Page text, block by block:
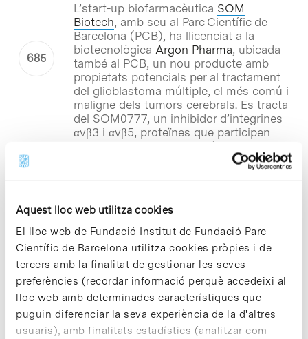
Aquest lloc web utilitza cookies
El lloc web de Fundació Institut de Fundació Parc
Científic de Barcelona utilitza cookies pròpies i de
tercers amb la finalitat de gestionar les seves
preferències (recordar informació perquè accedeixi al
lloc web amb determinades característiques que
puguin diferenciar la seva experiència de la d'altres
usuaris), amb finalitats estadístics (analitzar com
L’start-upbiofarmacèutica SOM
Biotech, amb seu al Parc Científic de
Barcelona (PCB), ha llicenciat a la
biotecnològica Argon Pharma, ubicada
també al PCB, un nou producte amb
propietats potencials per al tractament
del glioblastoma múltiple, el més comú i
maligne dels tumors cerebrals. Es tracta
del SOM0777, un inhibidor d’integrines
αvβ3 i αvβ5, proteïnes que participen
molt activament en la unió de les
cèl·lules al seu entorn, de tal manera
que el seu bloqueig podria resultar
Agrasys porta al mercat el
primer cereal de nova creació
del món per al consum humà
Notícies
Agrasys, unaspin-offdel Consell
Superior d’Investigacions Científiques